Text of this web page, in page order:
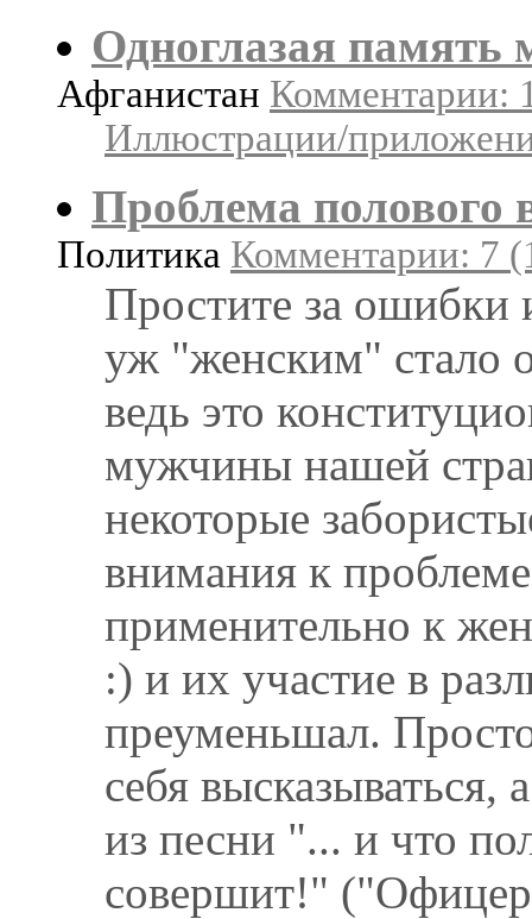
Одноглазая память
Афганистан Комментарии:
Иллюстрации/
Проблема полового
Политика Комментарии: 7
Простите за ошибки
уж "женским" стало
ведь это
мужчины нашей
некоторые
внимания к
применительно к
:) и их участие в
преуменьшал.
себя высказываться,
из песни "... и что
совершит!"